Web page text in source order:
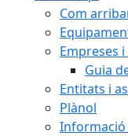
Com
Empreses
Guia
Entitats i
Plànol